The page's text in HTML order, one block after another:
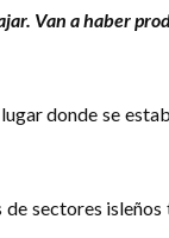
Van a haber
donde se
sectores